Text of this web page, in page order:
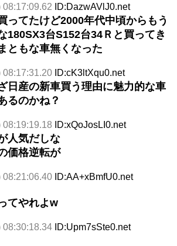
08:17:09.62 ID:DazwAVlJ0.net
ってたけど2000年代中頃からもう
180SX3台S152台34Ｒと買ってき
ともな車無くなった
08:17:31.20 ID:cK3ltXqu0.net
日産の新車買う理由に魅力的な車
るのかね？
08:19:19.18 ID:xQoJosLI0.net
人気だしな
価格逆転が
08:21:06.40 ID:AA+xBmfU0.net
てやれよw
08:30:18.34 ID:Upm7sSte0.net